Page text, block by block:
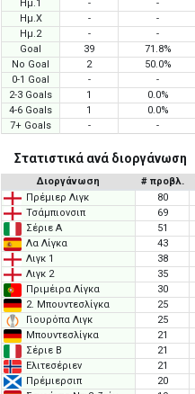
Ημ.1
- -
Ημ.X
- -
Ημ.2
- -
Goal
39 71.8%
No Goal
2 50.0%
0-1 Goal
- -
2-3 Goals
1 0.0%
4-6 Goals
1 0.0%
7+ Goals
- -
Στατιστικά ανά διοργάνωση
Διοργάνωση # προβλ.
Πρέμιερ Λιγκ
80
Τσάμπιονσιπ
69
Σέριε Α
51
Λα Λίγκα
43
Λιγκ 1
38
Λιγκ 2
35
Πριμέιρα Λίγκα
30
2. Μπουντεσλίγκα
25
Γιουρόπα Λιγκ
25
Μπουντεσλίγκα
21
Σέριε Β
21
Ελιτεσέριεν
21
Πρέμιερσιπ
20